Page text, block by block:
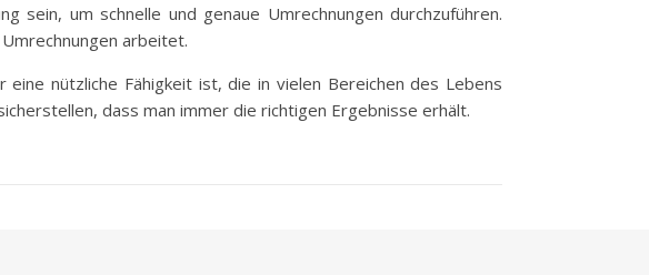
sein, um schnelle und genaue Umrechnungen durchzuführen.
arbeitet.
nützliche Fähigkeit ist, die in vielen Bereichen des Lebens
dass man immer die richtigen Ergebnisse erhält.